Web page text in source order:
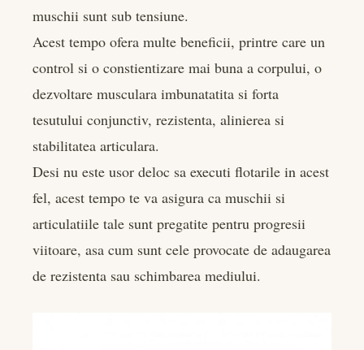
muschii sunt sub tensiune.
Acest tempo ofera multe beneficii, printre care un
control si o constientizare mai buna a corpului, o
dezvoltare musculara imbunatatita si forta
tesutului conjunctiv, rezistenta, alinierea si
stabilitatea articulara.
Desi nu este usor deloc sa executi flotarile in acest
fel, acest tempo te va asigura ca muschii si
articulatiile tale sunt pregatite pentru progresii
viitoare, asa cum sunt cele provocate de adaugarea
de rezistenta sau schimbarea mediului.